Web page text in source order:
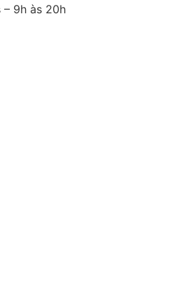
– 9h às 20h